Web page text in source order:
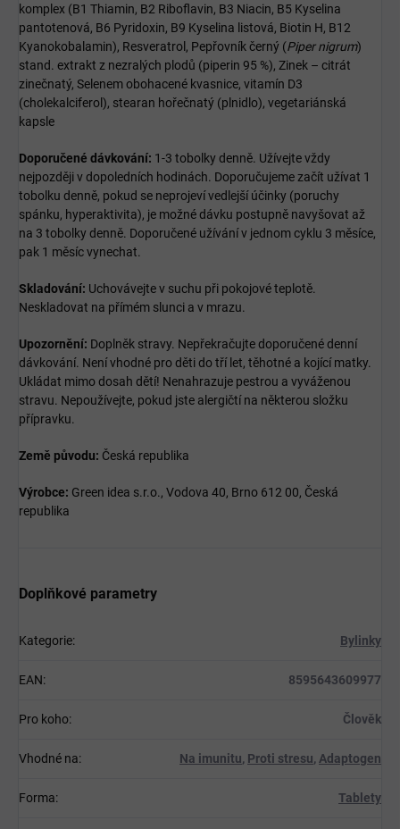
komplex (B1 Thiamin, B2 Riboflavin, B3 Niacin, B5 Kyselina
pantotenová, B6 Pyridoxin, B9 Kyselina listová, Biotin H, B12
Kyanokobalamin), Resveratrol, Pepřovník černý (Piper nigrum)
stand. extrakt z nezralých plodů (piperin 95 %), Zinek – citrát
zinečnatý, Selenem obohacené kvasnice, vitamín D3
(cholekalciferol), stearan hořečnatý (plnidlo), vegetariánská
kapsle
Doporučené dávkování: 1-3 tobolky denně. Užívejte vždy
nejpozději v dopoledních hodinách. Doporučujeme začít užívat 1
tobolku denně, pokud se neprojeví vedlejší účinky (poruchy
spánku, hyperaktivita), je možné dávku postupně navyšovat až
na 3 tobolky denně. Doporučené užívání v jednom cyklu 3 měsíce,
pak 1 měsíc vynechat.
Skladování: Uchovávejte v suchu při pokojové teplotě.
Neskladovat na přímém slunci a v mrazu.
Upozornění: Doplněk stravy. Nepřekračujte doporučené denní
dávkování. Není vhodné pro děti do tří let, těhotné a kojící matky.
Ukládat mimo dosah dětí! Nenahrazuje pestrou a vyváženou
stravu. Nepoužívejte, pokud jste alergičtí na některou složku
přípravku.
Země původu: Česká republika
Výrobce: Green idea s.r.o., Vodova 40, Brno 612 00, Česká
republika
Doplňkové parametry
Kategorie: Bylinky
EAN: 8595643609977
Pro koho: Člověk
Vhodné na: Na imunitu, Proti stresu, Adaptogen
Forma: Tablety